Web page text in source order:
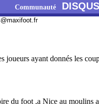
Communauté DISQUS